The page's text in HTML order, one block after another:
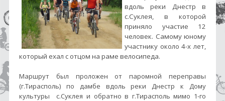
вдоль реки Днестр в
с.Суклея, в которой
приняло участие 12
человек. Самому юному
участнику около 4-х лет,
который ехал с отцом на раме велосипеда.
Маршрут был проложен от паромной переправы
(г.Тирасполь) по дамбе вдоль реки Днестр к Дому
культуры с.Суклея и обратно в г.Тирасполь мимо 1-го